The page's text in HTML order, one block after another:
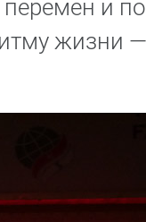
и
жизни —